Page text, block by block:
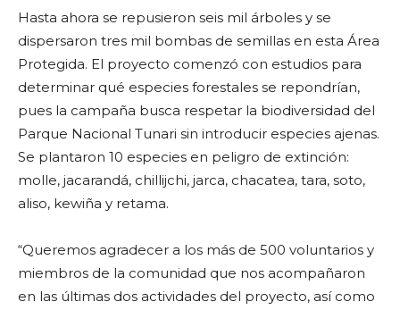
Hasta ahora se repusieron seis mil árboles y se
dispersaron tres mil bombas de semillas en esta Área
Protegida. El proyecto comenzó con estudios para
determinar qué especies forestales se repondrían,
pues la campaña busca respetar la biodiversidad del
Parque Nacional Tunari sin introducir especies ajenas.
Se plantaron 10 especies en peligro de extinción:
molle, jacarandá, chillijchi, jarca, chacatea, tara, soto,
aliso, kewiña y retama.
“Queremos agradecer a los más de 500 voluntarios y
miembros de la comunidad que nos acompañaron
en las últimas dos actividades del proyecto, así como